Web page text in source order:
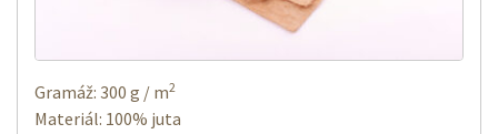
Gramáž: 300 g / m2
Materiál: 100% juta